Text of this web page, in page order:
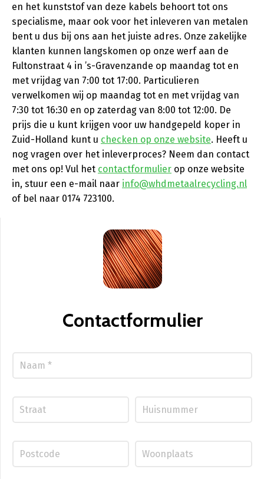
en het kunststof van deze kabels behoort tot ons
specialisme, maar ook voor het inleveren van metalen
bent u dus bij ons aan het juiste adres. Onze zakelijke
klanten kunnen langskomen op onze werf aan de
Fultonstraat 4 in ’s-Gravenzande op maandag tot en
met vrijdag van 7:00 tot 17:00. Particulieren
verwelkomen wij op maandag tot en met vrijdag van
7:30 tot 16:30 en op zaterdag van 8:00 tot 12:00. De
prijs die u kunt krijgen voor uw handgepeld koper in
Zuid-Holland kunt u checken op onze website. Heeft u
nog vragen over het inleverproces? Neem dan contact
met ons op! Vul het contactformulier op onze website
in, stuur een e-mail naar info@whdmetaalrecycling.nl
of bel naar 0174 723100.
Contactformulier